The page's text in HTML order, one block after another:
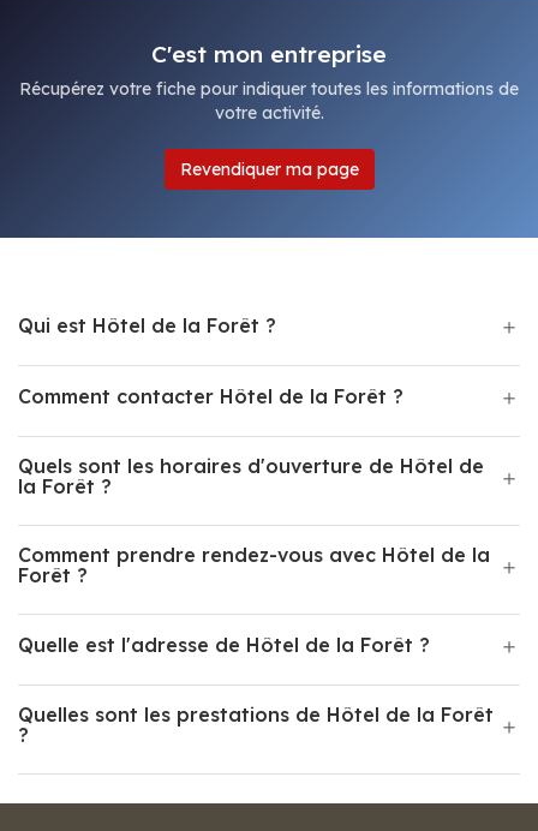
C'est mon entreprise
Récupérez votre fiche pour indiquer toutes les informations de
votre activité.
Revendiquer ma page
Qui est Hôtel de la Forêt ?
Comment contacter Hôtel de la Forêt ?
Quels sont les horaires d'ouverture de Hôtel de
la Forêt ?
Comment prendre rendez-vous avec Hôtel de la
Forêt ?
Quelle est l'adresse de Hôtel de la Forêt ?
Quelles sont les prestations de Hôtel de la Forêt
?